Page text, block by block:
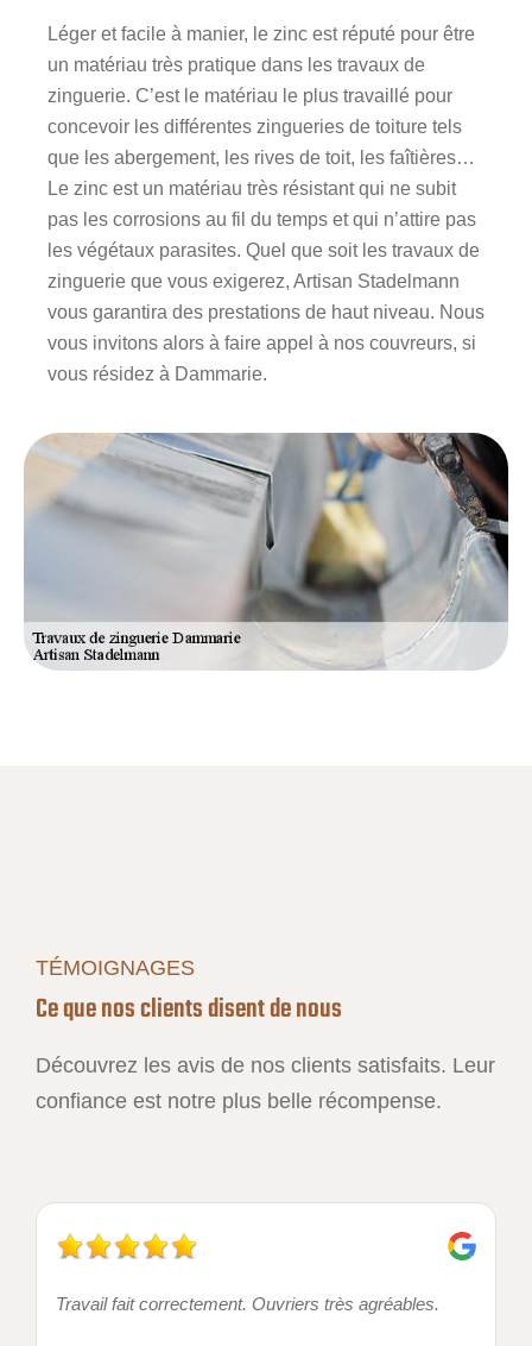
Léger et facile à manier, le zinc est réputé pour être
un matériau très pratique dans les travaux de
zinguerie. C’est le matériau le plus travaillé pour
concevoir les différentes zingueries de toiture tels
que les abergement, les rives de toit, les faîtières…
Le zinc est un matériau très résistant qui ne subit
pas les corrosions au fil du temps et qui n’attire pas
les végétaux parasites. Quel que soit les travaux de
zinguerie que vous exigerez, Artisan Stadelmann
vous garantira des prestations de haut niveau. Nous
vous invitons alors à faire appel à nos couvreurs, si
vous résidez à Dammarie.
TÉMOIGNAGES
Ce que nos clients disent de nous
Découvrez les avis de nos clients satisfaits. Leur
confiance est notre plus belle récompense.
Travail fait correctement. Ouvriers très agréables.